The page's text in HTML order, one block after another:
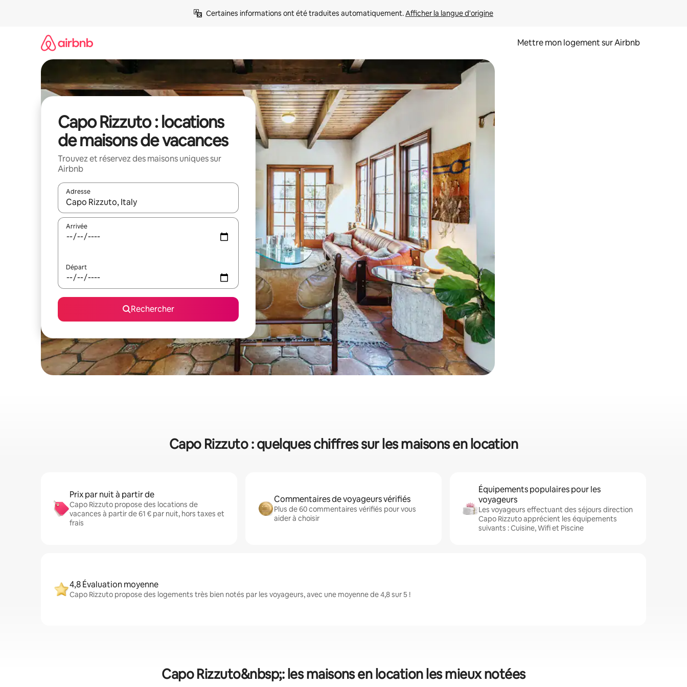
Certaines informations ont été traduites automatiquement. Afficher la langue d'origine
Mettre mon logement sur Airbnb
Capo Rizzuto : locations
de maisons de vacances
Trouvez et réservez des maisons uniques sur
Airbnb
Adresse
Lorsque les résultats s'affichent, utilisez les flèches vers le haut et vers le bas pour les parcourir ou en appuyant et en faisant glisser.
Arrivée
Départ
Rechercher
Capo Rizzuto : quelques chiffres sur les maisons en location
Prix par nuit à partir de
Capo Rizzuto propose des locations de
vacances à partir de 61 € par nuit, hors taxes et
frais
Commentaires de voyageurs vérifiés
Plus de 60 commentaires vérifiés pour vous
aider à choisir
Équipements populaires pour les
voyageurs
Les voyageurs effectuant des séjours direction
Capo Rizzuto apprécient les équipements
suivants : Cuisine, Wifi et Piscine
4,8 Évaluation moyenne
Capo Rizzuto propose des logements très bien notés par les voyageurs, avec une moyenne de 4,8 sur 5 !
Capo Rizzuto&nbsp;: les maisons en location les mieux notées